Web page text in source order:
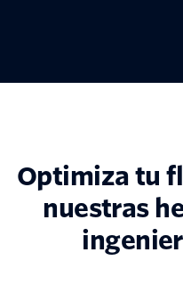
Optimiza tu
nuestras